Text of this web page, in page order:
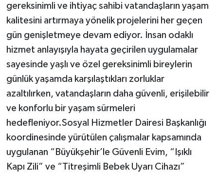
gereksinimli ve ihtiyaç sahibi vatandaşların yaşam
kalitesini artırmaya yönelik projelerini her geçen
gün genişletmeye devam ediyor. İnsan odaklı
hizmet anlayışıyla hayata geçirilen uygulamalar
sayesinde yaşlı ve özel gereksinimli bireylerin
günlük yaşamda karşılaştıkları zorluklar
azaltılırken, vatandaşların daha güvenli, erişilebilir
ve konforlu bir yaşam sürmeleri
hedefleniyor.Sosyal Hizmetler Dairesi Başkanlığı
koordinesinde yürütülen çalışmalar kapsamında
uygulanan “Büyükşehir’le Güvenli Evim, “Işıklı
Kapı Zili” ve “Titreşimli Bebek Uyarı Cihazı”